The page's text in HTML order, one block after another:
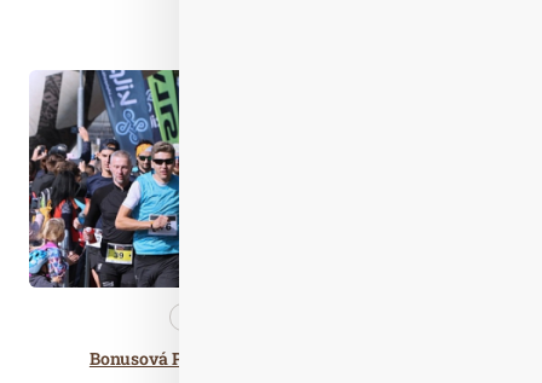
Bonusová Pálava nalákala běžce z celého světa